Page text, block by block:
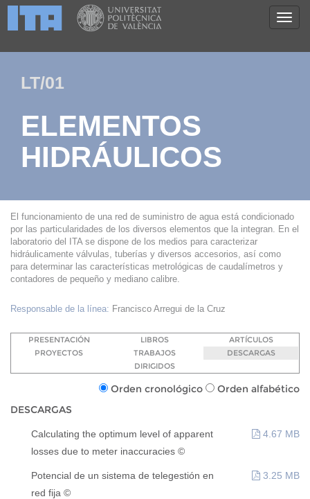
LT/01
ELEMENTOS
HIDRÁULICOS
El funcionamiento de una red de suministro de agua está condicionado
por las particularidades de los diversos elementos que la integran. En el
laboratorio del ITA se dispone de los medios para caracterizar
hidráulicamente válvulas, tuberías y diversos accesorios, así como
para determinar las características metrológicas de caudalímetros y
contadores de pequeño y mediano calibre.
Responsable de la línea: Francisco Arregui de la Cruz
PRESENTACIÓN LIBROS
ARTÍCULOS
PROYECTOS
TRABAJOS
DIRIGIDOS
DESCARGAS
Orden cronológico
Orden alfabético
DESCARGAS
Calculating the optimum level of apparent
losses due to meter inaccuracies ©
4.67 MB
Potencial de un sistema de telegestión en
red fija ©
3.25 MB